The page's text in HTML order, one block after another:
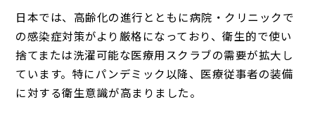
日本では、高齢化の進行とともに病院・クリニックで
の感染症対策がより厳格になっており、衛生的で使い
捨てまたは洗濯可能な医療用スクラブの需要が拡大し
ています。特にパンデミック以降、医療従事者の装備
に対する衛生意識が高まりました。